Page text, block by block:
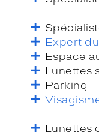
Expert
Espace
Lunettes
Parking
Lunettes